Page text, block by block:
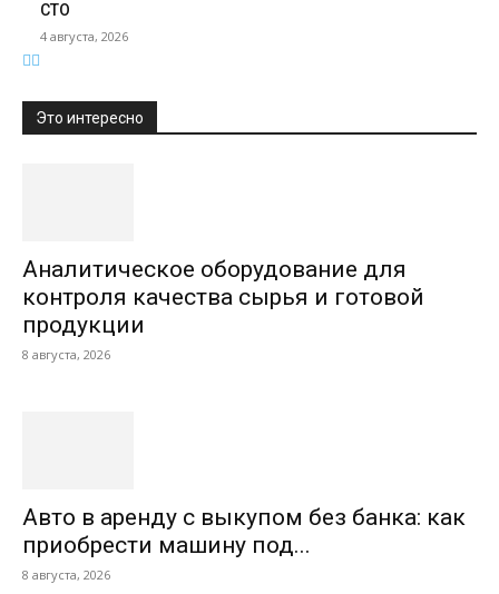
СТО
4 августа, 2026
Это интересно
Аналитическое оборудование для
контроля качества сырья и готовой
продукции
8 августа, 2026
Авто в аренду с выкупом без банка: как
приобрести машину под...
8 августа, 2026